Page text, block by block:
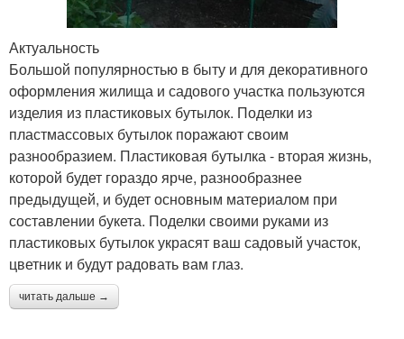
Актуальность
Большой популярностью в быту и для декоративного
оформления жилища и садового участка пользуются
изделия из пластиковых бутылок. Поделки из
пластмассовых бутылок поражают своим
разнообразием. Пластиковая бутылка - вторая жизнь,
которой будет гораздо ярче, разнообразнее
предыдущей, и будет основным материалом при
составлении букета. Поделки своими руками из
пластиковых бутылок украсят ваш садовый участок,
цветник и будут радовать вам глаз.
читать дальше →